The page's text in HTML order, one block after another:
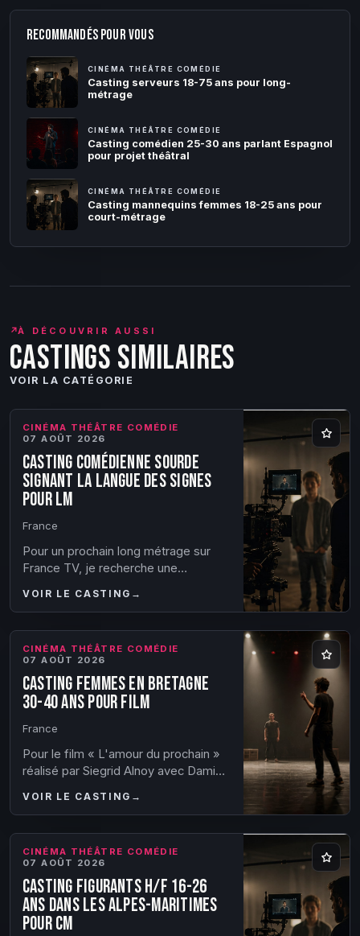
RECOMMANDÉS POUR VOUS
CINÉMA THÉÂTRE COMÉDIE
Casting serveurs 18-75 ans pour long-
métrage
CINÉMA THÉÂTRE COMÉDIE
Casting comédien 25-30 ans parlant Espagnol
pour projet théâtral
CINÉMA THÉÂTRE COMÉDIE
Casting mannequins femmes 18-25 ans pour
court-métrage
↗À DÉCOUVRIR AUSSI
Castings similaires
VOIR LA CATÉGORIE
CINÉMA THÉÂTRE COMÉDIE
07 AOÛT 2026
Casting comédienne sourde
signant la langue des signes
pour LM
France
Pour un prochain long métrage sur
France TV, je recherche une
des signes. Attention je ne cherche
VOIR LE CASTING →
CINÉMA THÉÂTRE COMÉDIE
07 AOÛT 2026
Casting femmes en Bretagne
30-40 ans pour film
France
Pour le film « L'amour du prochain »
réalisé par Siegrid Alnoy avec Damien
production recherche activement
VOIR LE CASTING →
CINÉMA THÉÂTRE COMÉDIE
07 AOÛT 2026
Casting figurants H/F 16-26
ans dans les Alpes-Maritimes
pour CM